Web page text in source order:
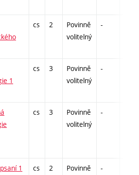
cs 2
Povinně
volitelný
-
1
cs 3
Povinně
volitelný
-
cs 3
Povinně
volitelný
-
1 cs 2
Povinně
-